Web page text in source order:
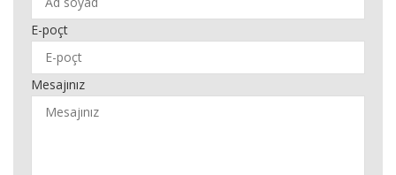
E-poçt
Mesajınız